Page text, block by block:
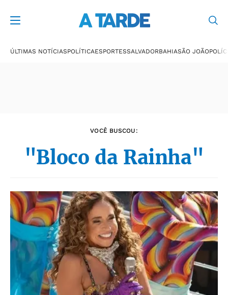
ÚLTIMAS NOTÍCIASPOLÍTICAESPORTESSALVADORBAHIASÃO JOÃO
VOCÊ BUSCOU:
"Bloco da Rainha"